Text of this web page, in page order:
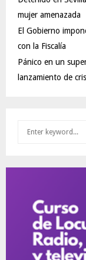
mujer amenazada
El Gobierno
con la Fiscalía
Pánico en un
lanzamiento de